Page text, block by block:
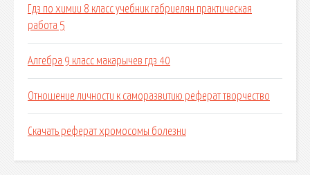
Гдз по химии 8 класс учебник габриелян практическая
работа 5
Алгебра 9 класс макарычев гдз 40
Отношение личности к саморазвитию реферат творчество
Скачать реферат хромосомы болезни